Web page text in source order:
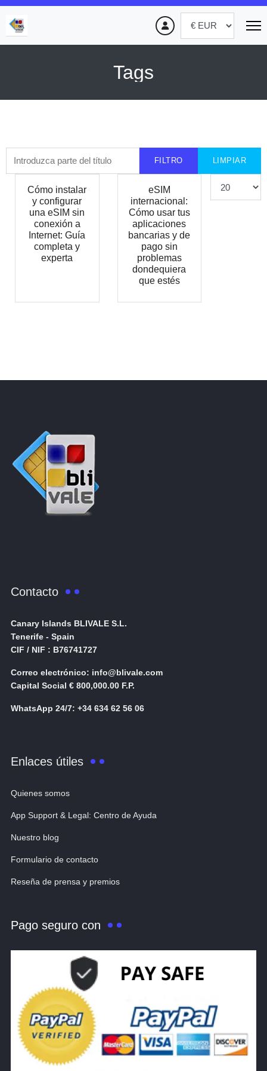
Tags
FILTRO LIMPIAR
Cómo instalar
y configurar
una eSIM sin
conexión a
Internet: Guía
completa y
experta
eSIM
internacional:
Cómo usar tus
aplicaciones
bancarias y de
pago sin
problemas
dondequiera
que estés
Contacto
Canary Islands BLIVALE S.L.
Tenerife - Spain
CIF / NIF : B76741727
Correo electrónico: info@blivale.com
Capital Social € 800,000.00 F.P.
WhatsApp 24/7: +34 634 62 56 06
Enlaces útiles
Quienes somos
App Support & Legal: Centro de Ayuda
Nuestro blog
Formulario de contacto
Reseña de prensa y premios
Pago seguro con